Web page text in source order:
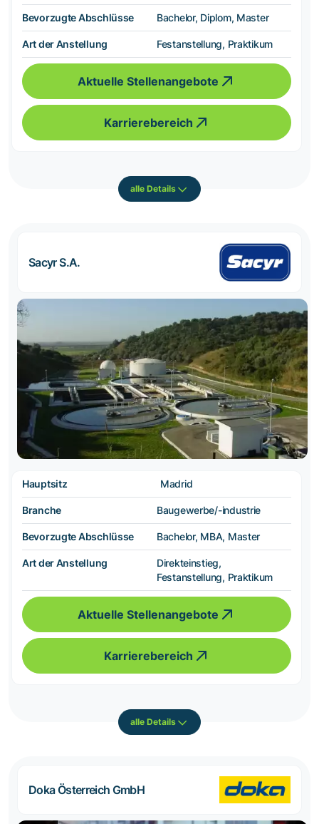
Bevorzugte Abschlüsse Bachelor, Diplom, Master
Art der Anstellung Festanstellung, Praktikum
Aktuelle Stellenangebote
Karrierebereich
alle Details
Sacyr S.A.
Hauptsitz Madrid
Branche Baugewerbe/-industrie
Bevorzugte Abschlüsse Bachelor, MBA, Master
Art der Anstellung
Direkteinstieg,
Festanstellung, Praktikum
Aktuelle Stellenangebote
Karrierebereich
alle Details
Doka Österreich GmbH